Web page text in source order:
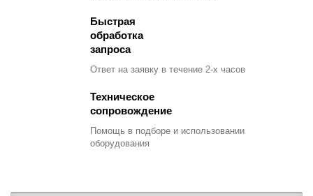
Быстрая
обработка
запроса
Ответ на заявку в течение 2-х часов
Техническое
сопровождение
Помощь в подборе и использовании
оборудования